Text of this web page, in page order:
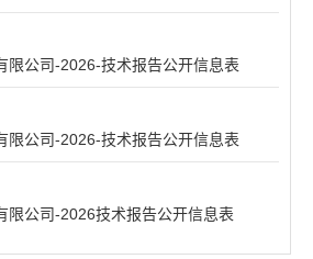
限公司-2026-技术报告公开信息表
限公司-2026-技术报告公开信息表
限公司-2026技术报告公开信息表